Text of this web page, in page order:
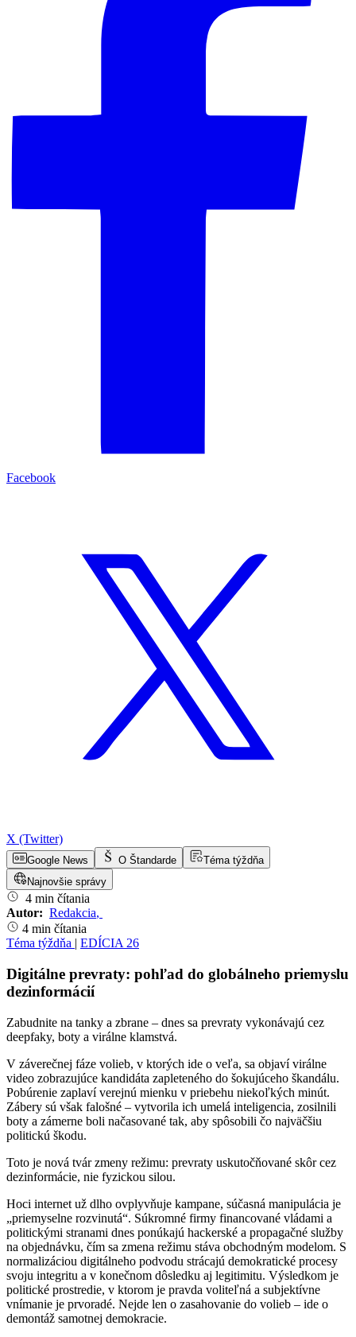
Facebook
X (Twitter)
Google News O Štandarde
Téma týždňa
Najnovšie správy
4 min čítania
Autor: Redakcia,
4 min čítania
Téma týždňa | EDÍCIA 26
Digitálne prevraty: pohľad do globálneho priemyslu
dezinformácií
Zabudnite na tanky a zbrane – dnes sa prevraty vykonávajú cez
deepfaky, boty a virálne klamstvá.
V záverečnej fáze volieb, v ktorých ide o veľa, sa objaví virálne
video zobrazujúce kandidáta zapleteného do šokujúceho škandálu.
Pobúrenie zaplaví verejnú mienku v priebehu niekoľkých minút.
Zábery sú však falošné – vytvorila ich umelá inteligencia, zosilnili
boty a zámerne boli načasované tak, aby spôsobili čo najväčšiu
politickú škodu.
Toto je nová tvár zmeny režimu: prevraty uskutočňované skôr cez
dezinformácie, nie fyzickou silou.
Hoci internet už dlho ovplyvňuje kampane, súčasná manipulácia je
„priemyselne rozvinutá“. Súkromné firmy financované vládami a
politickými stranami dnes ponúkajú hackerské a propagačné služby
na objednávku, čím sa zmena režimu stáva obchodným modelom. S
normalizáciou digitálneho podvodu strácajú demokratické procesy
svoju integritu a v konečnom dôsledku aj legitimitu. Výsledkom je
politické prostredie, v ktorom je pravda voliteľná a subjektívne
vnímanie je prvoradé. Nejde len o zasahovanie do volieb – ide o
demontáž samotnej demokracie.